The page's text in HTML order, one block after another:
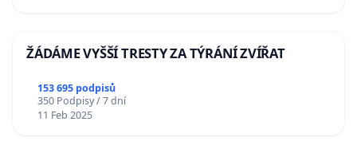
ŽÁDÁME VYŠŠÍ TRESTY ZA TÝRÁNÍ ZVÍŘAT
153 695 podpisů
350 Podpisy / 7 dní
11 Feb 2025